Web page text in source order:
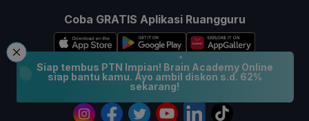
Siap tembus PTN Impian! Brain Academy Online
siap bantu kamu. Ayo ambil diskon s.d. 62%
sekarang!
Coba GRATIS Aplikasi Ruangguru
Ikuti Kami